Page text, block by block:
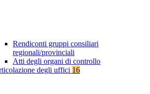
Rendiconti gruppi consiliari
regionali/provinciali
Atti degli organi di controllo
degli uffici 16